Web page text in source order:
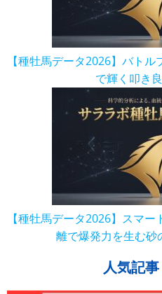
【種牡馬データ2026】バト
で輝く叩き
【種牡馬データ2026】スマ
離で爆発力を生む砂
人気記